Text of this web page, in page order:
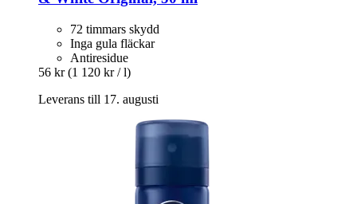
72 timmars skydd
Inga gula fläckar
Antiresidue
56 kr (1 120 kr / l)
Leverans till 17. augusti